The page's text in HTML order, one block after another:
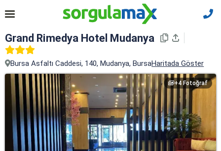
Grand Ri̇medya Hotel Mudanya
Bursa Asfaltı Caddesi, 140, Mudanya, BursaHaritada Göster
+4 Fotoğraf